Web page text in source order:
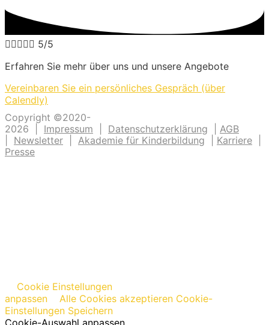
 5/5
Erfahren Sie mehr über uns und unsere Angebote
Vereinbaren Sie ein persönliches Gespräch (über
Calendly)
Copyright ©2020-
2026 | Impressum Datenschutzerklärung
AGB
Newsletter Akademie für Kinderbildung Karriere
Presse
Cookie Einstellungen
anpassen
Alle Cookies akzeptieren Cookie-
Einstellungen Speichern
Cookie-Auswahl anpassen